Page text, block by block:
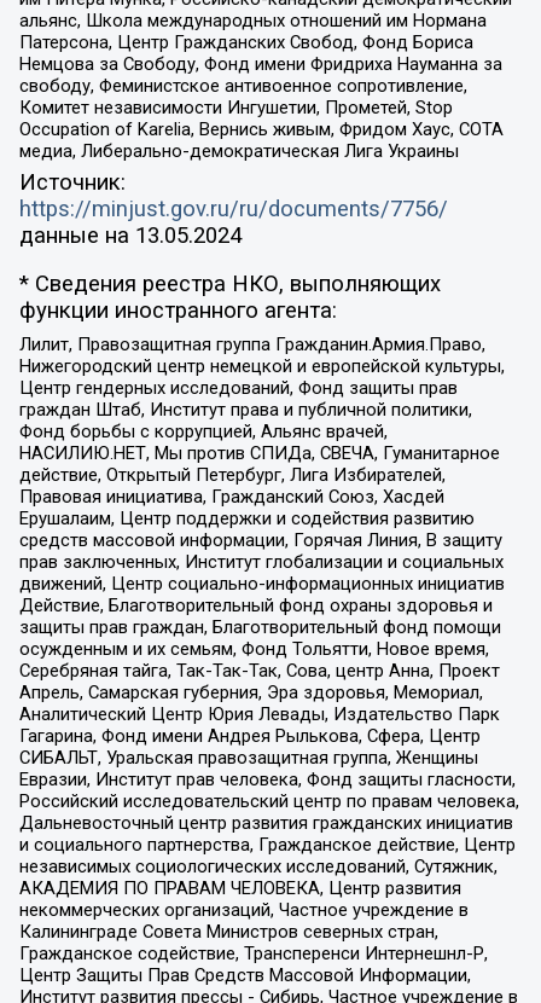
альянс, Школа международных отношений им Нормана
Патерсона, Центр Гражданских Свобод, Фонд Бориса
Немцова за Свободу, Фонд имени Фридриха Науманна за
свободу, Феминистское антивоенное сопротивление,
Комитет независимости Ингушетии, Прометей, Stop
Occupation of Karelia, Вернись живым, Фридом Хаус, СОТА
медиа, Либерально-демократическая Лига Украины
Источник:
https://minjust.gov.ru/ru/documents/7756/
данные на 13.05.2024
* Сведения реестра НКО, выполняющих
функции иностранного агента:
Лилит, Правозащитная группа Гражданин.Армия.Право,
Нижегородский центр немецкой и европейской культуры,
Центр гендерных исследований, Фонд защиты прав
граждан Штаб, Институт права и публичной политики,
Фонд борьбы с коррупцией, Альянс врачей,
НАСИЛИЮ.НЕТ, Мы против СПИДа, СВЕЧА, Гуманитарное
действие, Открытый Петербург, Лига Избирателей,
Правовая инициатива, Гражданский Союз, Хасдей
Ерушалаим, Центр поддержки и содействия развитию
средств массовой информации, Горячая Линия, В защиту
прав заключенных, Институт глобализации и социальных
движений, Центр социально-информационных инициатив
Действие, Благотворительный фонд охраны здоровья и
защиты прав граждан, Благотворительный фонд помощи
осужденным и их семьям, Фонд Тольятти, Новое время,
Серебряная тайга, Так-Так-Так, Сова, центр Анна, Проект
Апрель, Самарская губерния, Эра здоровья, Мемориал,
Аналитический Центр Юрия Левады, Издательство Парк
Гагарина, Фонд имени Андрея Рылькова, Сфера, Центр
СИБАЛЬТ, Уральская правозащитная группа, Женщины
Евразии, Институт прав человека, Фонд защиты гласности,
Российский исследовательский центр по правам человека,
Дальневосточный центр развития гражданских инициатив
и социального партнерства, Гражданское действие, Центр
независимых социологических исследований, Сутяжник,
АКАДЕМИЯ ПО ПРАВАМ ЧЕЛОВЕКА, Центр развития
некоммерческих организаций, Частное учреждение в
Калининграде Совета Министров северных стран,
Гражданское содействие, Трансперенси Интернешнл-Р,
Центр Защиты Прав Средств Массовой Информации,
Институт развития прессы - Сибирь, Частное учреждение в